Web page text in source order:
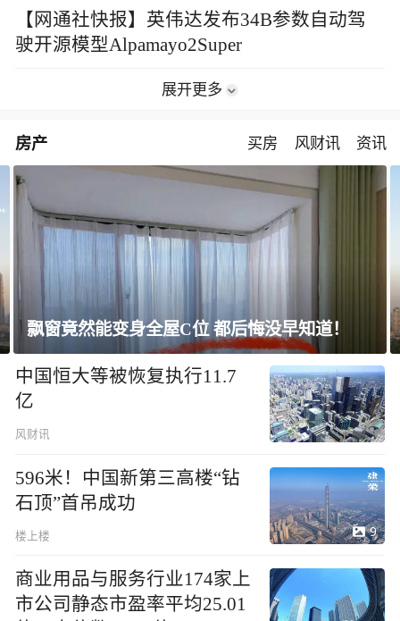
【网通社快报】英伟达发布34B参数自动驾
驶开源模型Alpamayo2Super
展开更多
房产 买房 风财讯 资讯
上海未建成的地标：“人”字大楼
中国恒大等被恢复执行11.7
亿
风财讯
596米！中国新第三高楼“钻
石顶”首吊成功
楼上楼 9
商业用品与服务行业174家上
市公司静态市盈率平均25.01